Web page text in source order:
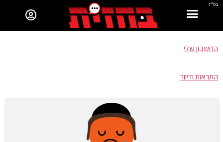
בס"ד
החשבון שלי
התראות ודיוור